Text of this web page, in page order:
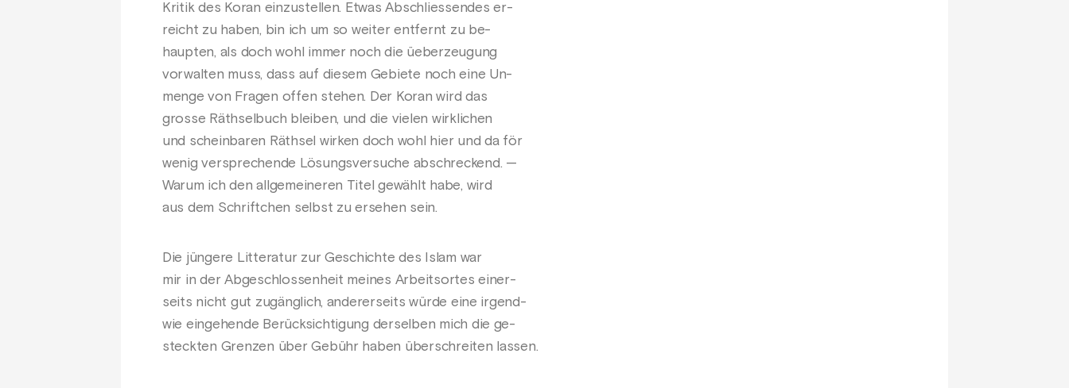
Kritik des Koran einzustellen. Etwas Abschliessendes er-
reicht zu haben, bin ich um so weiter entfernt zu be-
haupten, als doch wohl immer noch die üeberzeugung
vorwalten muss, dass auf diesem Gebiete noch eine Un-
menge von Fragen offen stehen. Der Koran wird das
grosse Räthselbuch bleiben, und die vielen wirklichen
und scheinbaren Räthsel wirken doch wohl hier und da för
wenig versprechende Lösungsversuche abschreckend. —
Warum ich den allgemeineren Titel gewählt habe, wird
aus dem Schriftchen selbst zu ersehen sein.
Die jüngere Litteratur zur Geschichte des Islam war
mir in der Abgeschlossenheit meines Arbeitsortes einer-
seits nicht gut zugänglich, andererseits würde eine irgend-
wie eingehende Berücksichtigung derselben mich die ge-
steckten Grenzen über Gebühr haben überschreiten lassen.